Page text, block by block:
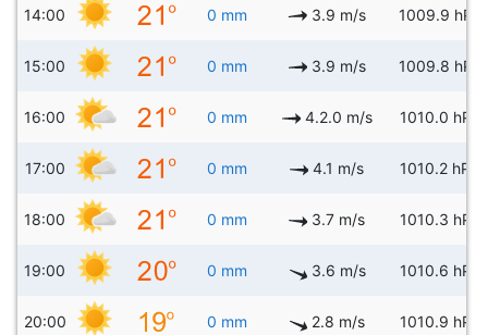
14:00 0 mm 3.9 m/s 1009.9 hPa
15:00 0 mm 3.9 m/s 1009.8 hPa
16:00 0 mm 4.2.0 m/s 1010.0 hPa
17:00 0 mm 4.1 m/s 1010.2 hPa
18:00 0 mm 3.7 m/s 1010.3 hPa
19:00 0 mm 3.6 m/s 1010.6 hPa
20:00 0 mm 2.8 m/s 1010.9 hPa